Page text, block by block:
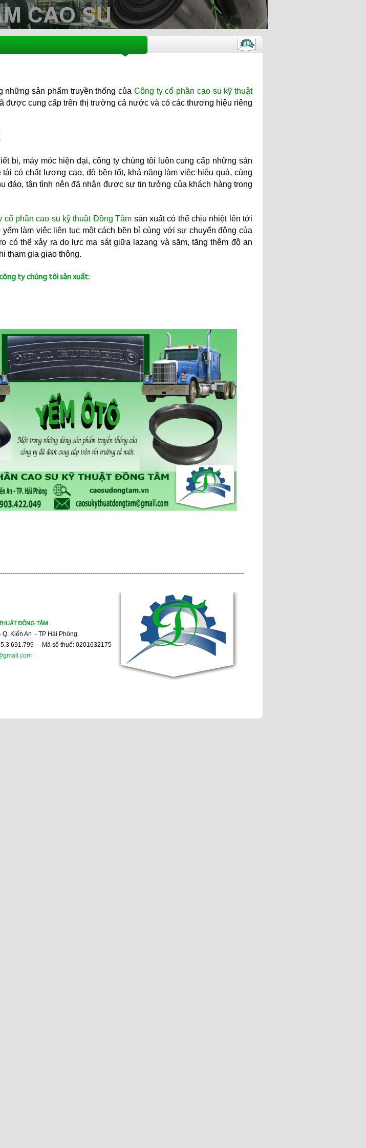
những sản phẩm truyền thống của Công ty cổ phần cao su kỹ thuật
được cung cấp trên thị trường cả nước và có các thương hiệu riêng
bị, máy móc hiện đại, công ty chúng tôi luôn cung cấp những sản
tải có chất lượng cao, độ bền tốt, khả năng làm việc hiệu quả, cùng
đáo, tận tình nên đã nhận được sự tin tưởng của khách hàng trong
cổ phần cao su kỹ thuật Đồng Tâm sản xuất có thể chịu nhiệt lên tới
yếm làm việc liên tục một cách bền bỉ cùng với sự chuyển động của
có thể xảy ra do lực ma sát giữa lazang và săm, tăng thêm độ an
tham gia giao thông.
ty chúng tôi sản xuất:
ĐỒNG TÂM
Kiến An - TP Hải Phòng.
691.799 - Mã số thuế: 0201632175